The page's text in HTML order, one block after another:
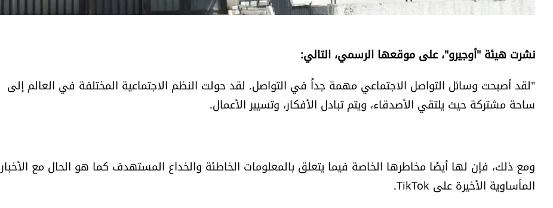
نشرت هيئة "أوجيرو"، على موقعها الرسمي، التالي:
"لقد أصبحت وسائل التواصل الاجتماعي مهمة جداً في التواصل. لقد حولت النظم الاجتماعية المختلفة في العالم إلى
ساحة مشتركة حيث يلتقي الأصدقاء، ويتم تبادل الأفكار، وتسيير الأعمال.
ومع ذلك، فإن لها أيضًا مخاطرها الخاصة فيما يتعلق بالمعلومات الخاطئة والخداع المستهدف كما هو الحال مع الأخبار
المأساوية الأخيرة على TikTok.